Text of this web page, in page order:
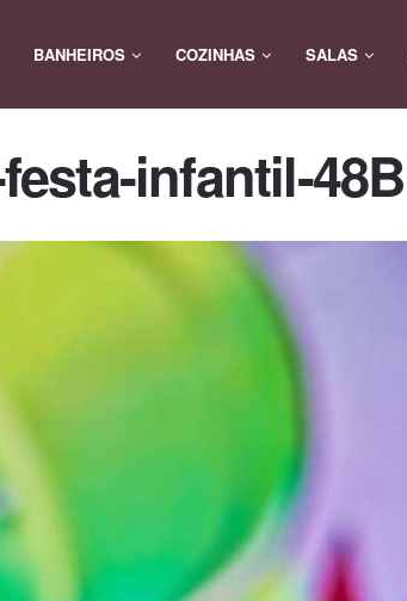
BANHEIROS COZINHAS SALAS
infantil-48B